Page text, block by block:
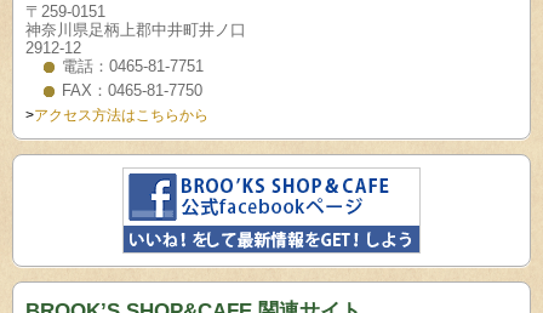
〒259-0151
神奈川県足柄上郡中井町井ノ口
2912-12
電話：0465-81-7751
FAX：0465-81-7750
>アクセス方法はこちらから